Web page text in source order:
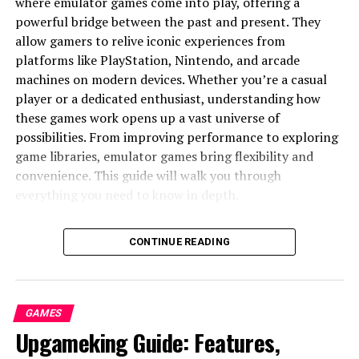
jebkuras vietas.
E-komercija sniedz iespēju pārdot produktus
globāli.
Populāras biznesa IT tendences
Mākslīgais intelektsklientu apkalpošanai.
Datu analītika lēmumu pieņemšanai.
Kiberdrošībauzņēmuma datu aizsardzībai.
Izglītībā
Digitālās mācības
E-apmācības platformas padara zināšanas pieejamas
visiem. Studenti var mācīties attālināti, skatīties video
lekcijas un izmantot interaktīvus testus.
powerful bridge between the past and present. They
allow gamers to relive iconic experiences from
platforms like PlayStation, Nintendo, and arcade
machines on modern devices. Whether you’re a casual
player or a dedicated enthusiast, understanding how
these games work opens up a vast universe of
possibilities. From improving performance to exploring
game libraries, emulator games bring flexibility and
convenience. This guide will walk you through
What Are Emulator Games and How
Emulator games refer to video games that are played
using software designed to mimic the hardware of
original gaming consoles. These emulators recreate the
CONTINUE READING
GAMES
Upgameking Guide: Features,